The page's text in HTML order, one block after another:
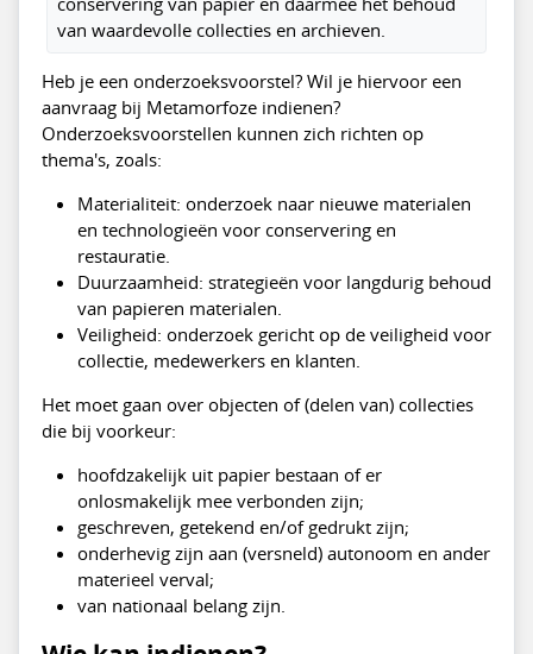
van waardevolle collecties en archieven.
Heb je een onderzoeksvoorstel? Wil je hiervoor een
aanvraag bij Metamorfoze indienen?
Onderzoeksvoorstellen kunnen zich richten op
thema's, zoals:
Materialiteit: onderzoek naar nieuwe materialen
en technologieën voor conservering en
restauratie.
Duurzaamheid: strategieën voor langdurig behoud
van papieren materialen.
Veiligheid: onderzoek gericht op de veiligheid voor
collectie, medewerkers en klanten.
Het moet gaan over objecten of (delen van) collecties
die bij voorkeur:
hoofdzakelijk uit papier bestaan of er
onlosmakelijk mee verbonden zijn;
geschreven, getekend en/of gedrukt zijn;
onderhevig zijn aan (versneld) autonoom en ander
materieel verval;
van nationaal belang zijn.